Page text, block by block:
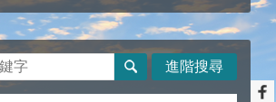
進階搜尋